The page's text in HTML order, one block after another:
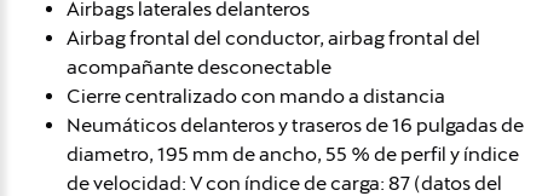
Airbags laterales delanteros
Airbag frontal del conductor, airbag frontal del
acompañante desconectable
Cierre centralizado con mando a distancia
Neumáticos delanteros y traseros de 16 pulgadas de
diametro, 195 mm de ancho, 55 % de perfil y índice
de velocidad: V con índice de carga: 87 (datos del